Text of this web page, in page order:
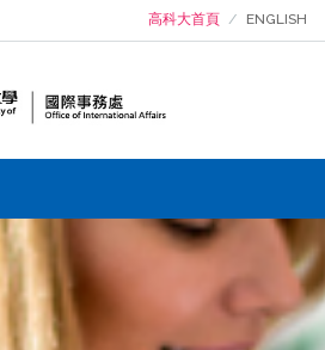
高科大首頁 ENGLISH